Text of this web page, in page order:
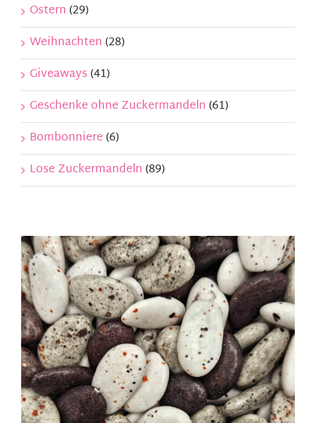
Ostern (29)
Weihnachten (28)
Giveaways (41)
Geschenke ohne Zuckermandeln (61)
Bombonniere (6)
Lose Zuckermandeln (89)